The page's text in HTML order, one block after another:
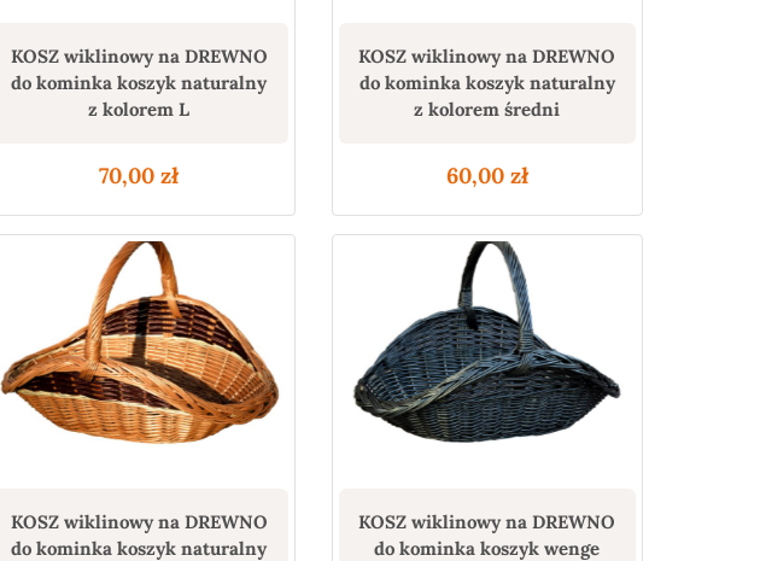
KOSZ wiklinowy na DREWNO
do kominka koszyk naturalny
z kolorem L
70,00zł
KOSZ wiklinowy na DREWNO
do kominka koszyk naturalny
z kolorem średni
60,00 zł
KOSZ wiklinowy na DREWNO
do kominka koszyk naturalny
KOSZ wiklinowy na DREWNO
do kominka koszyk wenge